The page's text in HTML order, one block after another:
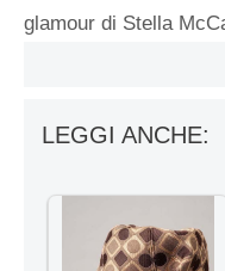
glamour di Stella
LEGGI ANCHE: